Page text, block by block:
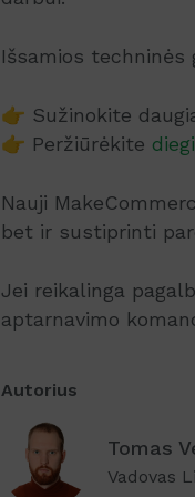
Išsamios techninės
👉 Sužinokite
👉 Peržiūrėkite
Nauji
bet ir sustiprinti
Jei reikalinga
aptarnavimo
Autorius
Tomas
Vadovas